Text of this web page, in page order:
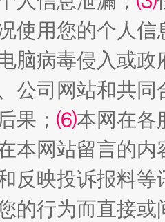
等你上场
使用您的个人
脑病毒侵入或
公司网站和共
果； ⑹本网在各
本网站留言的内
反映投诉报料
的行为而直接